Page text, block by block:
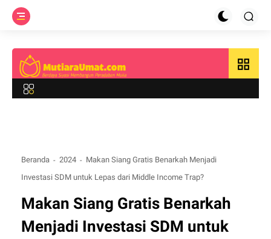
grid_view
Beranda 2024
Makan Siang Gratis Benarkah Menjadi
Investasi SDM untuk Lepas dari Middle Income Trap?
Makan Siang Gratis Benarkah
Menjadi Investasi SDM untuk